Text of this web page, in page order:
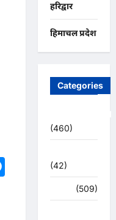
Messenger
हरिद्वार
हिमाचल प्रदेश
Categories
(460)
(42)
(509)